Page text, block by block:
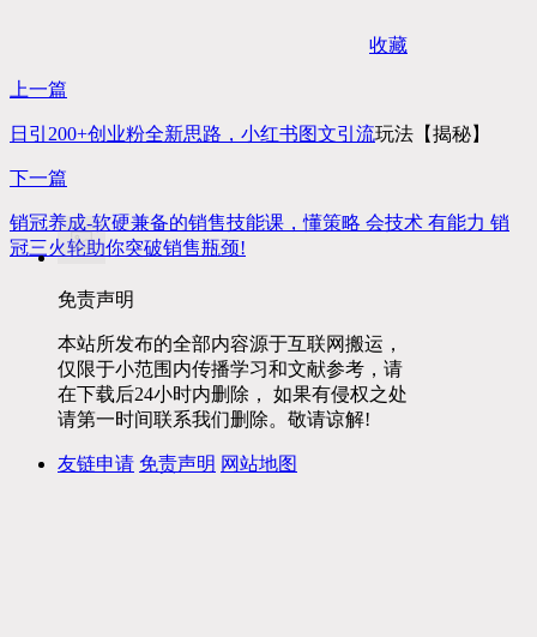
收藏
上一篇
日引200+创业粉全新思路，小红书图文引流玩法【揭秘】
下一篇
销冠养成-软硬兼备的销售技能课，懂策略 会技术 有能力 销
冠三火轮助你突破销售瓶颈!
免责声明
本站所发布的全部内容源于互联网搬运，
仅限于小范围内传播学习和文献参考，请
在下载后24小时内删除， 如果有侵权之处
请第一时间联系我们删除。敬请谅解!
友链申请 免责声明 网站地图